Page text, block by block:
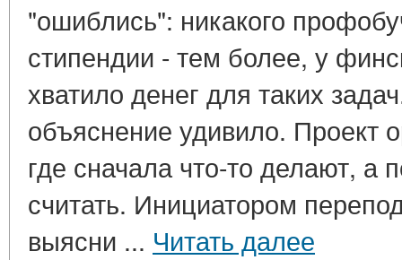
"ошиблись": никакого
стипендии - тем более, у
хватило денег для таких
объяснение удивило. Проект
где сначала что-то делают, а
считать. Инициатором
выясни ... Читать далее